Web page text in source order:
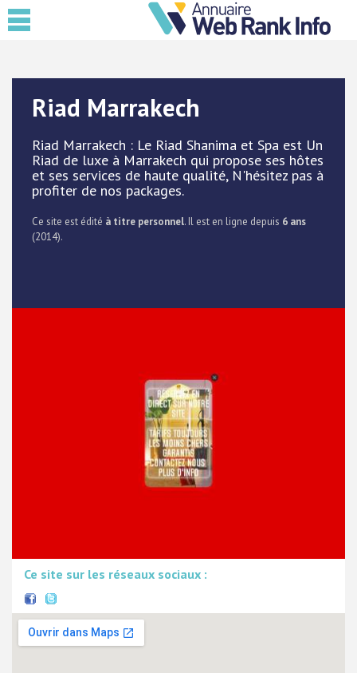
Riad Marrakech
Riad Marrakech : Le Riad Shanima et Spa est Un
Riad de luxe à Marrakech qui propose ses hôtes
et ses services de haute qualité, N'hésitez pas à
profiter de nos packages.
Ce site est édité à titre personnel. Il est en ligne depuis 6 ans
(2014).
Ce site sur les réseaux sociaux :